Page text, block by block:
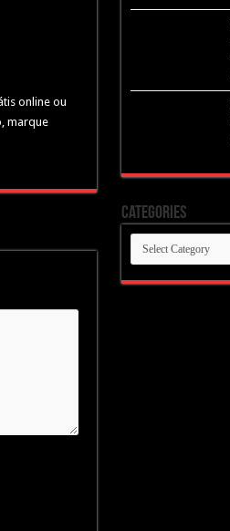
online ou
marque
Categories
Categories